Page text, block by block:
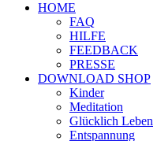
HOME
FAQ
HILFE
FEEDBACK
PRESSE
DOWNLOAD SHOP
Kinder
Meditation
Glücklich Leben
Entspannung